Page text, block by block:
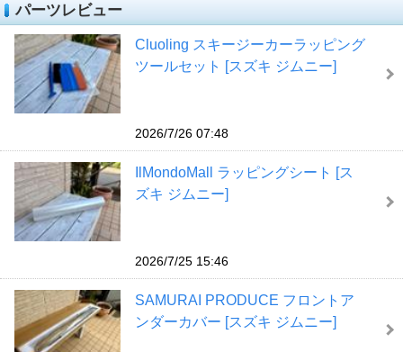
パーツレビュー
Cluoling スキージーカーラッピング
ツールセット [スズキ ジムニー]
2026/7/26 07:48
IlMondoMall ラッピングシート [ス
ズキ ジムニー]
2026/7/25 15:46
SAMURAI PRODUCE フロントア
ンダーカバー [スズキ ジムニー]